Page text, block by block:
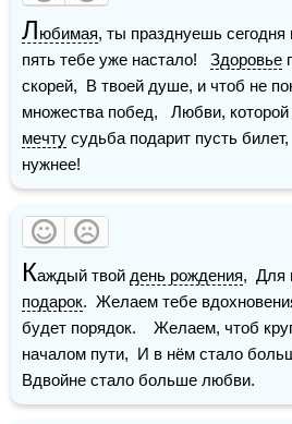
Любимая, ты празднуешь
пять тебе уже настало! Здоровье
скорей,  В твоей душе, и чтоб не
мечту судьба подарит пусть
нужнее!
Каждый твой день рождения
подарок.  Желаем тебе
будет порядок.    Желаем, чтоб
началом пути,  И в нём стало
Вдвойне стало больше любви.